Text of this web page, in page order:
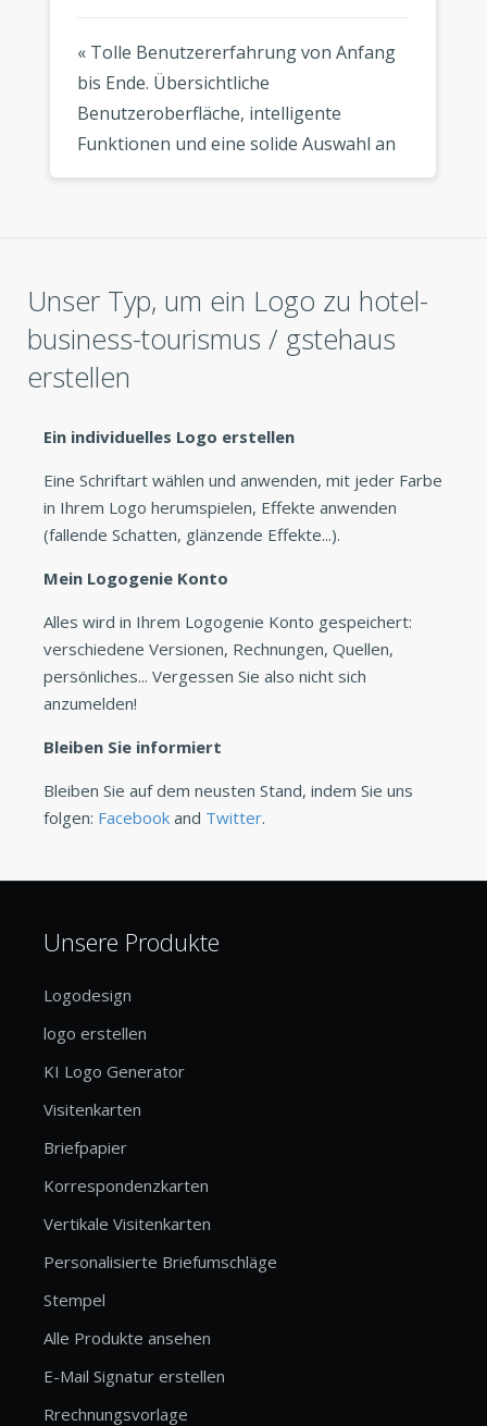
« Tolle Benutzererfahrung von Anfang
bis Ende. Übersichtliche
Benutzeroberfläche, intelligente
Funktionen und eine solide Auswahl an
modernen Vorlagen. Mein Logo sieht
Unser Typ, um ein Logo zu hotel-
business-tourismus / gstehaus
erstellen
Ein individuelles Logo erstellen
Eine Schriftart wählen und anwenden, mit jeder Farbe
in Ihrem Logo herumspielen, Effekte anwenden
(fallende Schatten, glänzende Effekte...).
Mein Logogenie Konto
Alles wird in Ihrem Logogenie Konto gespeichert:
verschiedene Versionen, Rechnungen, Quellen,
persönliches... Vergessen Sie also nicht sich
anzumelden!
Bleiben Sie informiert
Bleiben Sie auf dem neusten Stand, indem Sie uns
folgen: Facebook and Twitter.
Unsere Produkte
Logodesign
logo erstellen
KI Logo Generator
Visitenkarten
Briefpapier
Korrespondenzkarten
Vertikale Visitenkarten
Personalisierte Briefumschläge
Stempel
Alle Produkte ansehen
E-Mail Signatur erstellen
Rrechnungsvorlage